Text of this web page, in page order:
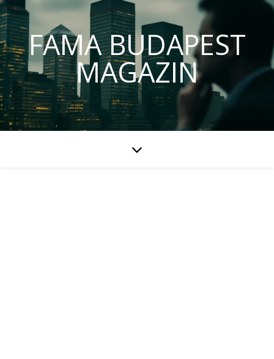
FAMA BUDAPEST
MAGAZIN